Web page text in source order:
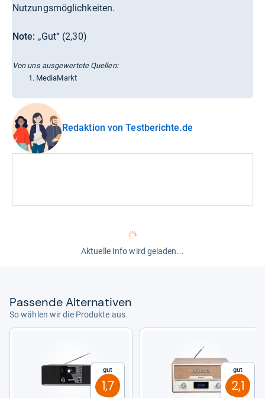
Nutzungsmöglichkeiten.
Note: „Gut“ (2,30)
Von uns ausgewertete Quellen:
MediaMarkt
Redaktion von Testberichte.de
Aktuelle Info wird geladen...
Pas­sende Alter­na­ti­ven
So wählen wir die Produkte aus
Gut
1,7
Gut
2,1